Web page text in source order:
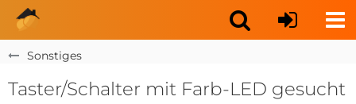
Sonstiges
Taster/Schalter mit Farb-LED gesucht